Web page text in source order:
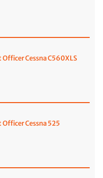
Cessna C560XLS
Cessna 525